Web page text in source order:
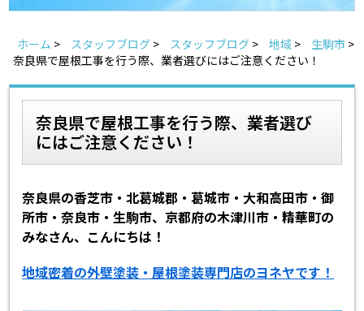
ヨネヤの施工実績
Home お客様の声
スタッフ紹介 スタッフブログ
雨漏りについて 雨漏りの施工実績
ヨネヤがお客様から選ばれる10の
理由
リフォームローン
ホーム > スタッフブログ > スタッフブログ > 地域 > 生駒市 >
奈良県で屋根工事を行う際、業者選びにはご注意ください！
奈良県で屋根工事を行う際、業者選び
にはご注意ください！
奈良県の香芝市・北葛城郡・葛城市・大和高田市・御
所市・奈良市・生駒市、京都府の木津川市・精華町の
みなさん、こんにちは！
地域密着の外壁塗装・屋根塗装専門店のヨネヤです！